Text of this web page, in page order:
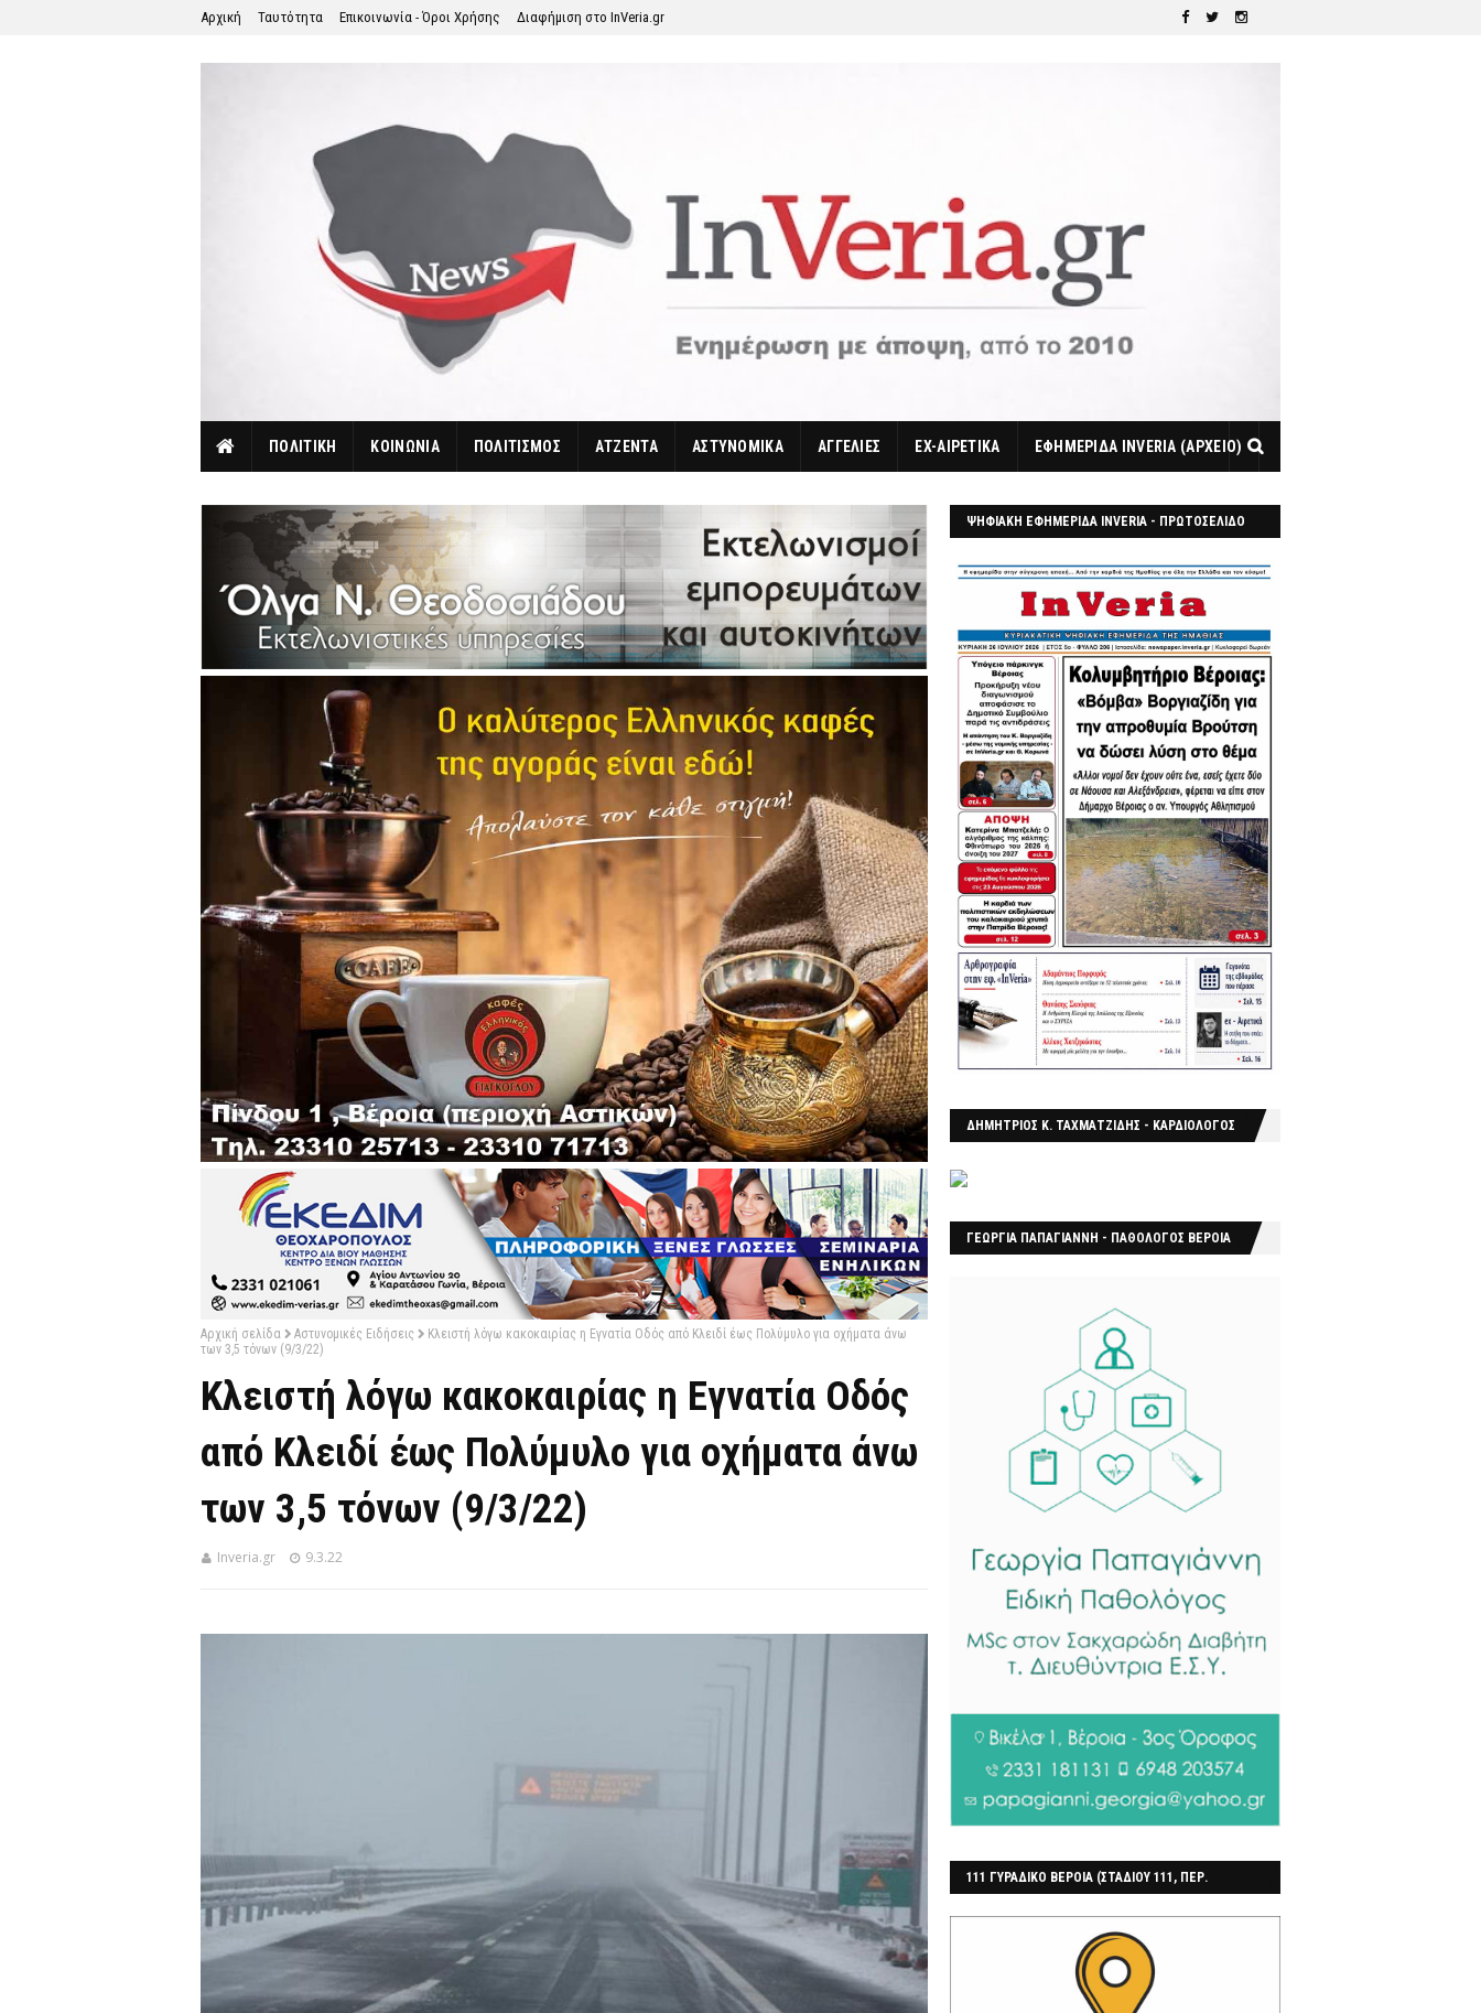
Αρχική Ταυτότητα Επικοινωνία - Όροι Χρήσης Διαφήμιση στο InVeria.gr
ΠΟΛΙΤΙΚΗ ΚΟΙΝΩΝΙΑ ΠΟΛΙΤΙΣΜΟΣ ΑΤΖΕΝΤΑ ΑΣΤΥΝΟΜΙΚΑ ΑΓΓΕΛΙΕΣ EX-ΑΙΡΕΤΙΚΑ ΕΦΗΜΕΡΙΔΑ INVERIA (ΑΡΧΕΙΟ)
Αρχική σελίδα Αστυνομικές Ειδήσεις
Κλειστή λόγω κακοκαιρίας η Εγνατία Οδός από Κλειδί έως Πολύμυλο για οχήματα άνω
των 3,5 τόνων (9/3/22)
Κλειστή λόγω κακοκαιρίας η Εγνατία Οδός
από Κλειδί έως Πολύμυλο για οχήματα άνω
των 3,5 τόνων (9/3/22)
Inveria.gr 9.3.22
ΨΗΦΙΑΚΗ ΕΦΗΜΕΡΙΔΑ INVERIA - ΠΡΩΤΟΣΕΛΙΔΟ
ΔΗΜΗΤΡΙΟΣ Κ. ΤΑΧΜΑΤΖΙΔΗΣ - ΚΑΡΔΙΟΛΟΓΟΣ
ΓΕΩΡΓΙΑ ΠΑΠΑΓΙΑΝΝΗ - ΠΑΘΟΛΟΓΟΣ ΒΕΡΟΙΑ
111 ΓΥΡΑΔΙΚΟ ΒΕΡΟΙΑ (ΣΤΑΔΙΟΥ 111, ΠΕΡ.